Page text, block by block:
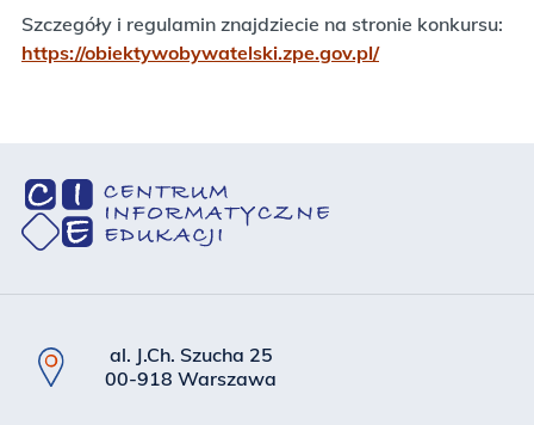
Szczegóły i regulamin znajdziecie na stronie konkursu:
https://obiektywobywatelski.zpe.gov.pl/
al. J.Ch. Szucha 25
00-918 Warszawa